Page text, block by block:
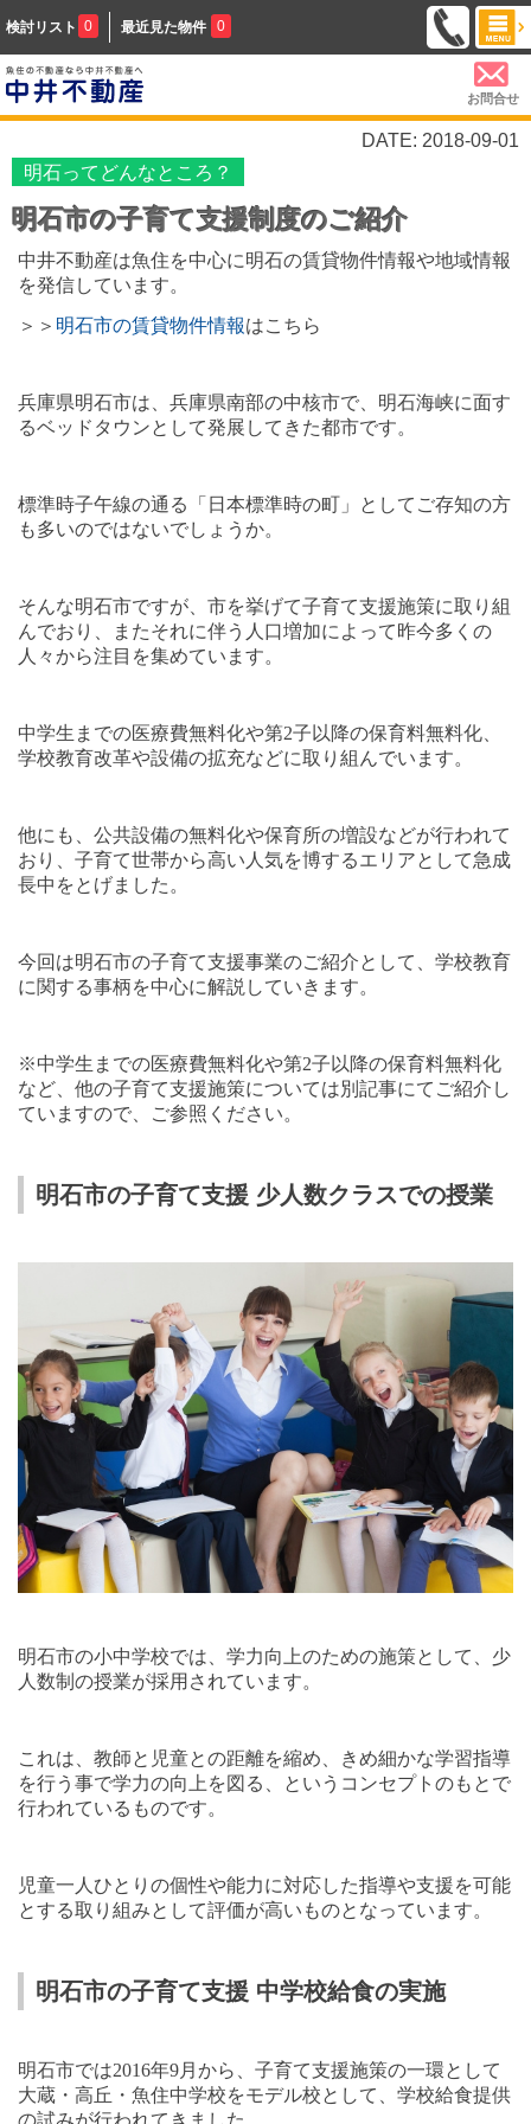
検討リスト 0 最近見た物件 0
お問合せ
DATE: 2018-09-01
明石ってどんなところ？
明石市の子育て支援制度のご紹介
中井不動産は魚住を中心に明石の賃貸物件情報や地域情報
を発信しています。
＞＞ 明石市の賃貸物件情報はこちら
兵庫県明石市は、兵庫県南部の中核市で、明石海峡に面す
るベッドタウンとして発展してきた都市です。
標準時子午線の通る「日本標準時の町」としてご存知の方
も多いのではないでしょうか。
そんな明石市ですが、市を挙げて子育て支援施策に取り組
んでおり、またそれに伴う人口増加によって昨今多くの
人々から注目を集めています。
中学生までの医療費無料化や第2子以降の保育料無料化、
学校教育改革や設備の拡充などに取り組んでいます。
他にも、公共設備の無料化や保育所の増設などが行われて
おり、子育て世帯から高い人気を博するエリアとして急成
長中をとげました。
今回は明石市の子育て支援事業のご紹介として、学校教育
に関する事柄を中心に解説していきます。
※中学生までの医療費無料化や第2子以降の保育料無料化
など、他の子育て支援施策については別記事にてご紹介し
ていますので、ご参照ください。
明石市の子育て支援 少人数クラスでの授業
明石市の小中学校では、学力向上のための施策として、少
人数制の授業が採用されています。
これは、教師と児童との距離を縮め、きめ細かな学習指導
を行う事で学力の向上を図る、というコンセプトのもとで
行われているものです。
児童一人ひとりの個性や能力に対応した指導や支援を可能
とする取り組みとして評価が高いものとなっています。
明石市の子育て支援 中学校給食の実施
明石市では2016年9月から、子育て支援施策の一環として
大蔵・高丘・魚住中学校をモデル校として、学校給食提供
の試みが行われてきました。